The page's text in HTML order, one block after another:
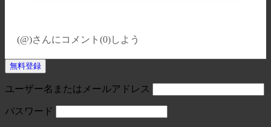
(@)さんにコメント(0)しよう
無料登録
ユーザー名またはメールアドレス
パスワード